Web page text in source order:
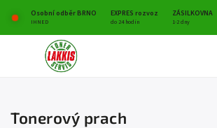
Osobní odběr BRNO EXPRES rozvoz ZÁSILKOVNA
IHNED do 24 hodin 1-2 dny
Tonerový prach